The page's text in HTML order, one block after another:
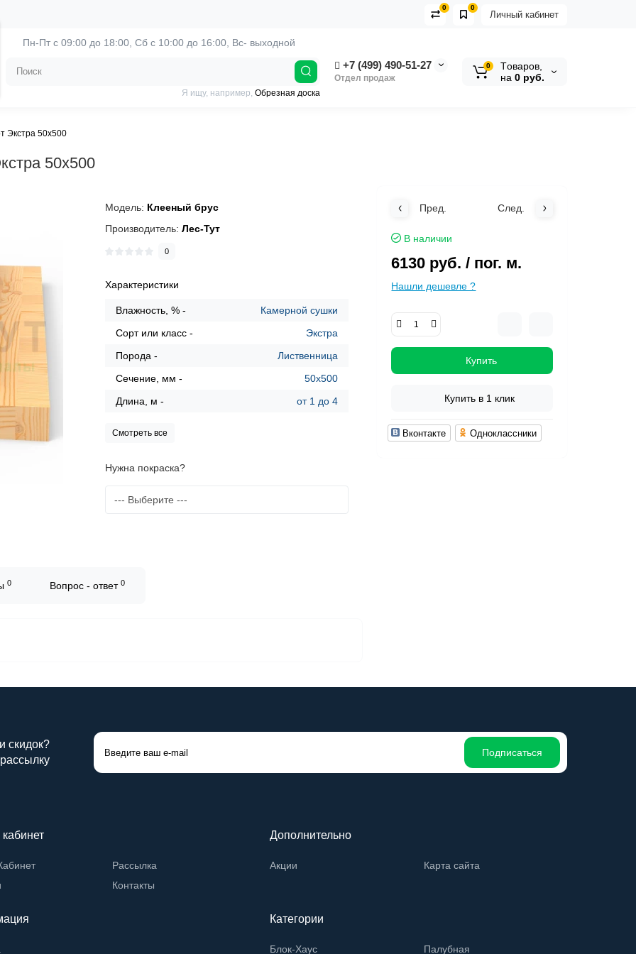
Личный кабинет
0
0
Пн-Пт с 09:00 до 18:00, Сб с 10:00 до 16:00, Вс- выходной
+7 (499) 490-51-27
Отдел продаж
Я ищу, например, Обрезная доска
0
Tоваров,
на 0 руб.
Экстра 50х500
50х500
Модель: Клееный брус
Производитель:Лес-Тут
0
Характеристики
Влажность, % -
Камерной сушки
Сорт или класс -
Экстра
Порода -
Лиственница
Сечение, мм -
50x500
Длина, м -
от 1 до 4
Смотреть все
Нужна покраска?
Пред. След.
В наличии
6130 руб./ пог. м.
Нашли дешевле ?
Купить
Купить в 1 клик
Вконтакте Одноклассники
0 Вопрос - ответ 0
скидок?
Подписаться
Рассылка
Контакты
Дополнительно
Акции Карта сайта
Категории
Блок-Хаус Палубная